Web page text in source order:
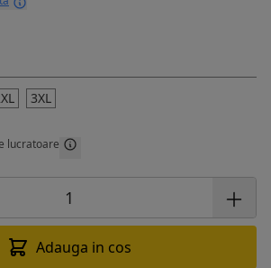
3XL
lucratoare
Adauga in cos